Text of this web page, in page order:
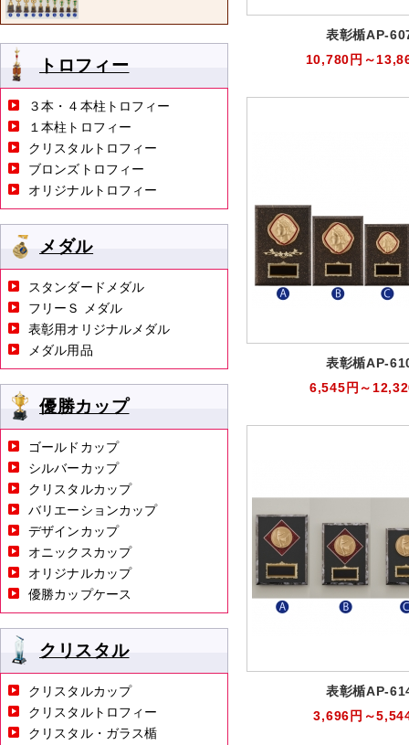
表彰楯AP-
10,780円～
表彰楯AP-
6,545円～
表彰楯AP-
3,696円～
トロフィー
３本・４本柱トロフィー
１本柱トロフィー
クリスタルトロフィー
ブロンズトロフィー
オリジナルトロフィー
メダル
スタンダードメダル
フリーＳ メダル
表彰用オリジナルメダル
メダル用品
優勝カップ
ゴールドカップ
シルバーカップ
クリスタルカップ
バリエーションカップ
デザインカップ
オニックスカップ
オリジナルカップ
優勝カップケース
クリスタル
クリスタルカップ
クリスタルトロフィー
クリスタル・ガラス楯